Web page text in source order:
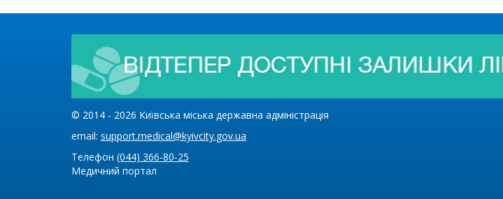
© 2014 - 2026 Київська міська державна адміністрація
email: support.medical@kyivcity.gov.ua
Телефон (044) 366-80-25
Медичний портал